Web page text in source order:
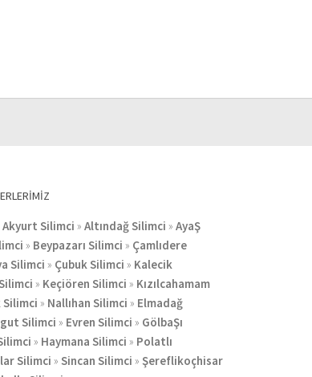
Akyurt Silimci » Altındağ Silimci » AyaŞ
» Beypazarı Silimci » Çamlıdere
Silimci » Çubuk Silimci » Kalecik
» Keçiören Silimci » Kızılcahamam
Silimci » Nallıhan Silimci » Elmadağ
Silimci » Evren Silimci » GölbaŞı
» Haymana Silimci » Polatlı
Silimci » Sincan Silimci » Şereflikoçhisar